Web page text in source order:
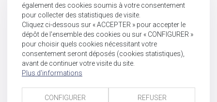
également des cookies soumis à votre consentement
pour collecter des statistiques de visite.
Cliquez ci-dessous sur « ACCEPTER » pour accepter le
dépôt de l'ensemble des cookies ou sur « CONFIGURER »
pour choisir quels cookies nécessitant votre
consentement seront déposés (cookies statistiques),
avant de continuer votre visite du site.
Plus d'informations
CONFIGURER REFUSER